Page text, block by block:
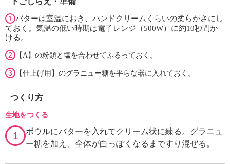
1 バターは室温におき、ハンドクリームくらいの柔らかさにし
ておく。気温の低い時期は電子レンジ（500W）に約10秒間か
ける。
2 【A】の粉類と塩を合わせてふるっておく。
3 【仕上げ用】のグラニュー糖を平らな器に入れておく。
つくり方
生地をつくる
1
ボウルにバターを入れてクリーム状に練る。グラニュ
ー糖を加え、全体が白っぽくなるまですり混ぜる。